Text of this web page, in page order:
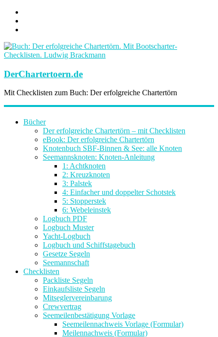
DerChartertoern.de
Mit Checklisten zum Buch: Der erfolgreiche Chartertörn
Bücher
Der erfolgreiche Chartertörn – mit Checklisten
eBook: Der erfolgreiche Chartertörn
Knotenbuch SBF-Binnen & See: alle Knoten
Seemannsknoten: Knoten-Anleitung
1: Achtknoten
2: Kreuzknoten
3: Palstek
4: Einfacher und doppelter Schotstek
5: Stopperstek
6: Webeleinstek
Logbuch PDF
Logbuch Muster
Yacht-Logbuch
Logbuch und Schiffstagebuch
Gesetze Segeln
Seemannschaft
Checklisten
Packliste Segeln
Einkaufsliste Segeln
Mitseglervereinbarung
Crewvertrag
Seemeilenbestätigung Vorlage
Seemeilennachweis Vorlage (Formular)
Meilennachweis (Formular)